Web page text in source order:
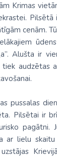
Krimas
cenām.
Alušta ir
audzētas
pussalas
Pilsētai ir
pagātni.
ar lielu